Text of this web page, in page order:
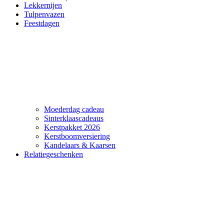
Lekkernijen
Tulpenvazen
Feestdagen
Moederdag cadeau
Sinterklaascadeaus
Kerstpakket 2026
Kerstboomversiering
Kandelaars & Kaarsen
Relatiegeschenken